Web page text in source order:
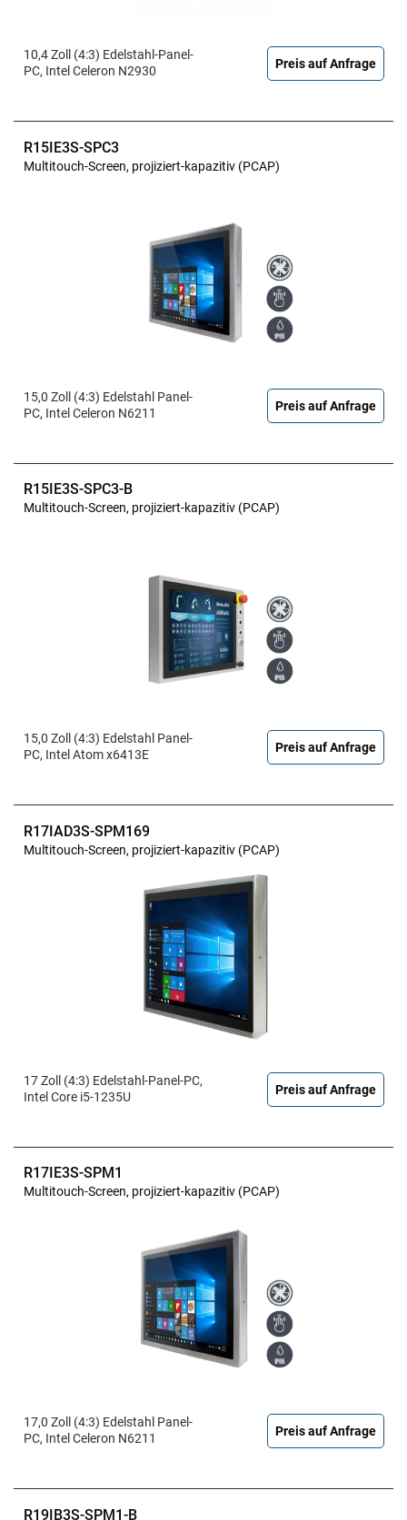
10,4 Zoll (4:3) Edelstahl-Panel-
PC, Intel Celeron N2930
Preis auf Anfrage
R15IE3S-SPC3
Multitouch-Screen, projiziert-kapazitiv (PCAP)
15,0 Zoll (4:3) Edelstahl Panel-
PC, Intel Celeron N6211
Preis auf Anfrage
R15IE3S-SPC3-B
Multitouch-Screen, projiziert-kapazitiv (PCAP)
15,0 Zoll (4:3) Edelstahl Panel-
PC, Intel Atom x6413E
Preis auf Anfrage
R17IAD3S-SPM169
Multitouch-Screen, projiziert-kapazitiv (PCAP)
17 Zoll (4:3) Edelstahl-Panel-PC,
Intel Core i5-1235U
Preis auf Anfrage
R17IE3S-SPM1
Multitouch-Screen, projiziert-kapazitiv (PCAP)
17,0 Zoll (4:3) Edelstahl Panel-
PC, Intel Celeron N6211
Preis auf Anfrage
R19IB3S-SPM1-B